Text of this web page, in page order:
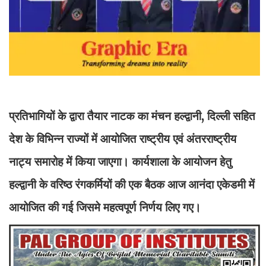
प्रतिभागियों के द्वारा तैयार नाटक का मंचन हल्द्वानी, दिल्ली सहित
देश के विभिन्न राज्यों में आयोजित राष्ट्रीय एवं अंतरराष्ट्रीय
नाट्य समारोह में किया जाएगा। कार्यशाला के आयोजन हेतु
हल्द्वानी के वरिष्ठ रंगकर्मियों की एक बैठक आज आनंदा एकेडमी में
आयोजित की गई जिसमे महत्वपूर्ण निर्णय लिए गए।